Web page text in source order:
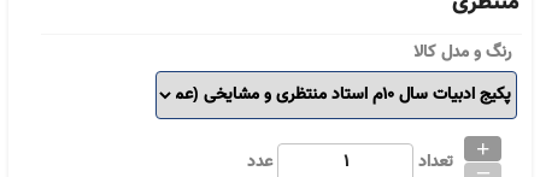
رنگ و مدل کالا
تعداد
+
_ عدد